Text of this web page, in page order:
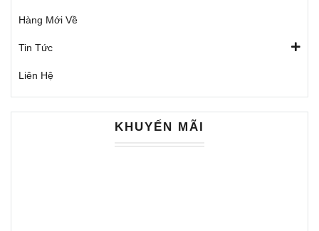
Hàng Mới Về
Tin Tức
Liên Hệ
KHUYẾN MÃI